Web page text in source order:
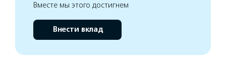
Вместе мы этого достигнем
Внести вклад